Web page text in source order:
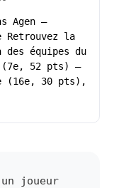
Agen –
Retrouvez la
des équipes du
(7e, 52 pts) –
(16e, 30 pts),
joueur